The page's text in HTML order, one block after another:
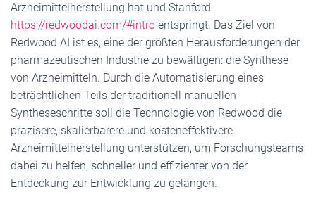
Arzneimittelherstellung hat und Stanford
https://redwoodai.com/#intro entspringt. Das Ziel von
Redwood AI ist es, eine der größten Herausforderungen der
pharmazeutischen Industrie zu bewältigen: die Synthese
von Arzneimitteln. Durch die Automatisierung eines
beträchtlichen Teils der traditionell manuellen
Syntheseschritte soll die Technologie von Redwood die
präzisere, skalierbarere und kosteneffektivere
Arzneimittelherstellung unterstützen, um Forschungsteams
dabei zu helfen, schneller und effizienter von der
Entdeckung zur Entwicklung zu gelangen.